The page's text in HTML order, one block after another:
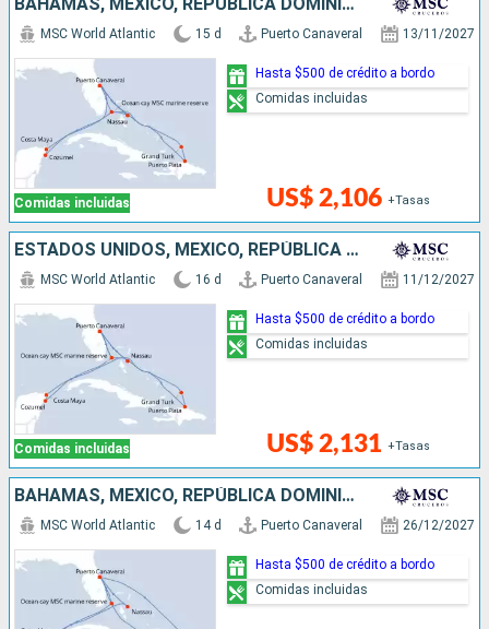
BAHAMAS, MÉXICO, REPÚBLICA DOMINICANA, ESTADOS UNIDOS
Comidas incluidas
MSC World Atlantic 15 d Puerto Canaveral 13/11/2027
US$ 2,106 +Tasas
Hasta $500 de crédito a bordo
Comidas incluidas
ESTADOS UNIDOS, MÉXICO, REPÚBLICA DOMINICANA, BAHAMAS
Comidas incluidas
MSC World Atlantic 16 d Puerto Canaveral 11/12/2027
US$ 2,131 +Tasas
Hasta $500 de crédito a bordo
Comidas incluidas
BAHAMAS, MÉXICO, REPÚBLICA DOMINICANA, ESTADOS UNIDOS
MSC World Atlantic 14 d Puerto Canaveral 26/12/2027
Hasta $500 de crédito a bordo
Comidas incluidas